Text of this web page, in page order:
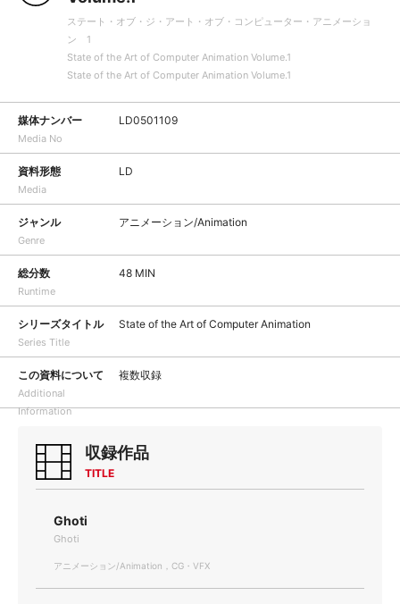
ステート・オブ・ジ・アート・オブ・コンピューター・アニメーショ
ン 1
State of the Art of Computer Animation Volume.1
State of the Art of Computer Animation Volume.1
媒体ナンバー
Media No
LD0501109
資料形態
Media
LD
ジャンル
Genre
アニメーション/Animation
総分数
Runtime
48 MIN
シリーズタイトル
Series Title
State of the Art of Computer Animation
この資料について
Additional
Information
複数収録
収録作品
TITLE
Ghoti
Ghoti
アニメーション/Animation，CG・VFX